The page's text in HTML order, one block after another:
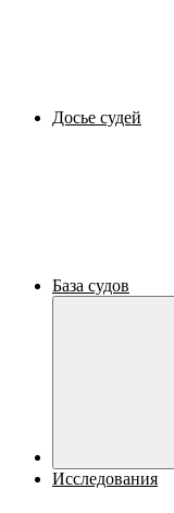
Досье судей
База судов
Исследования